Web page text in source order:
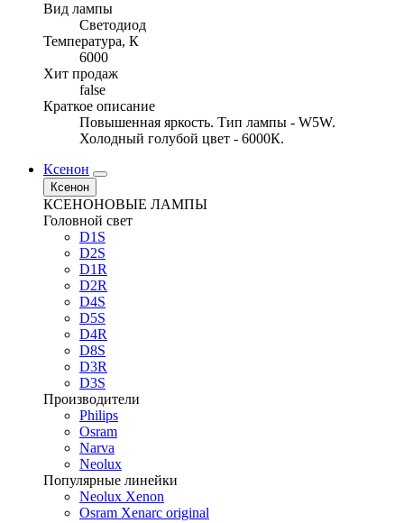
Вид лампы
Светодиод
Температура, К
6000
Хит продаж
false
Краткое описание
Повышенная яркость. Тип лампы - W5W.
Холодный голубой цвет - 6000К.
Ксенон
Ксенон
КСЕНОНОВЫЕ ЛАМПЫ
Головной свет
D1S
D2S
D1R
D2R
D4S
D5S
D4R
D8S
D3R
D3S
Производители
Philips
Osram
Narva
Neolux
Популярные линейки
Neolux Xenon
Osram Xenarc original